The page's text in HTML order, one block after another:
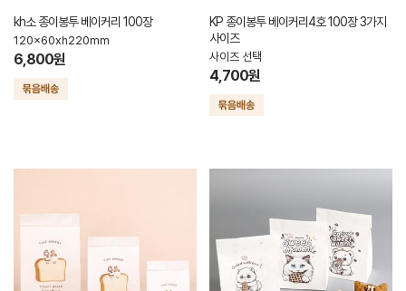
kh소 종이봉투 베이커리 100장
120x60xh220mm
6,800원
KP 종이봉투 베이커리4호 100장 3가지
사이즈
사이즈 선택
4,700원